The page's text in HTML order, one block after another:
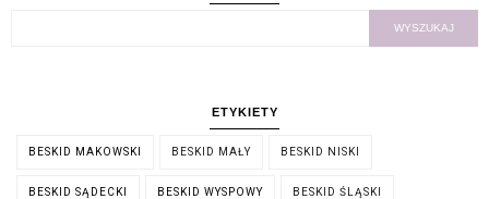
ETYKIETY
BESKID MAKOWSKI BESKID MAŁY BESKID NISKI
BESKID SĄDECKI BESKID WYSPOWY BESKID ŚLĄSKI